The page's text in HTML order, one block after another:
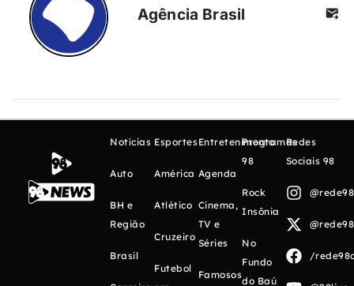
Agência Brasil
Notícias
Auto
BH e
Região
Brasil
Esportes
América
Atlético
Cruzeiro
Futebol
Entretenimento
Agenda
Cinema,
TV e
Séries
Famosos
Programas
98
Rock
Insônia
No
Fundo
do Baú
Redes
Sociais 98
/